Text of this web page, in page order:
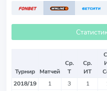
Турнир Матчей
Ср.
Т
Ср.
ИТ
2018/19
1 3 1